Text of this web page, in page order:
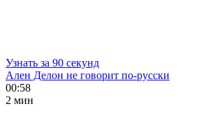
Узнать за 90 секунд
Ален Делон не говорит по-русски
00:58
2 мин